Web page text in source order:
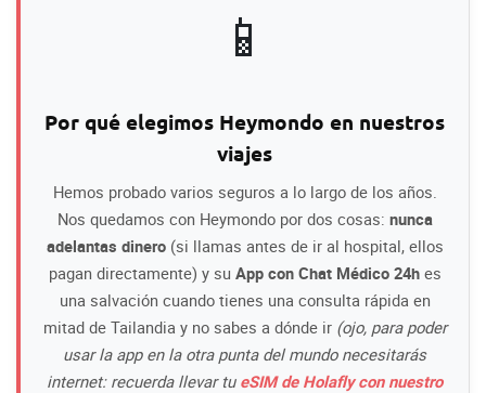
📱
Por qué elegimos Heymondo en nuestros
viajes
Hemos probado varios seguros a lo largo de los años.
Nos quedamos con Heymondo por dos cosas: nunca
adelantas dinero(si llamas antes de ir al hospital, ellos
pagan directamente) y su App con Chat Médico 24hes
una salvación cuando tienes una consulta rápida en
mitad de Tailandia y no sabes a dónde ir (ojo, para poder
usar la app en la otra punta del mundo necesitarás
internet: recuerda llevar tu eSIM de Holafly con nuestro